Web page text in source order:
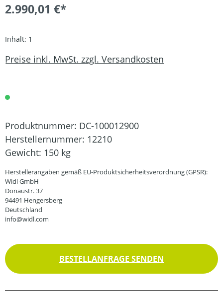
2.990,01 €*
Inhalt: 1
Preise inkl. MwSt. zzgl. Versandkosten
Produktnummer: DC-100012900
Herstellernummer: 12210
Gewicht: 150 kg
Herstellerangaben gemäß EU-Produktsicherheitsverordnung (GPSR):
Widl GmbH
Donaustr. 37
94491 Hengersberg
Deutschland
info@widl.com
BESTELLANFRAGE SENDEN